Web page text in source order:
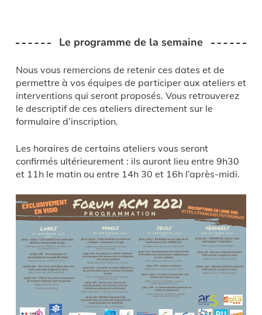
Le programme de la semaine
Nous vous remercions de retenir ces dates et de
permettre à vos équipes de participer aux ateliers et
interventions qui seront proposés. Vous retrouverez
le descriptif de ces ateliers directement sur le
formulaire d’inscription.
Les horaires de certains ateliers vous seront
confirmés ultérieurement : ils auront lieu entre 9h30
et 11h le matin ou entre 14h 30 et 16h l’après-midi.